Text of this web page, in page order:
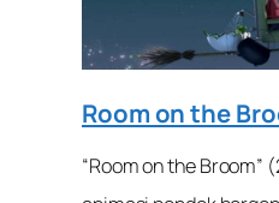
Room on the
“Room on the Broom”